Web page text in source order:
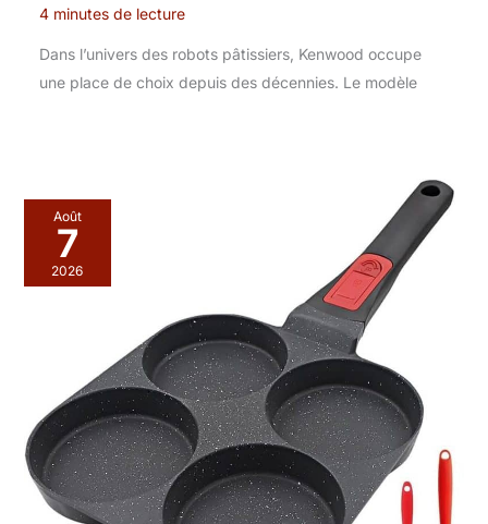
4 minutes de lecture
Dans l’univers des robots pâtissiers, Kenwood occupe
une place de choix depuis des décennies. Le modèle
Août
7
2026